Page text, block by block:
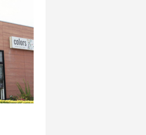
スタジオ公式
KIDSかけっこ